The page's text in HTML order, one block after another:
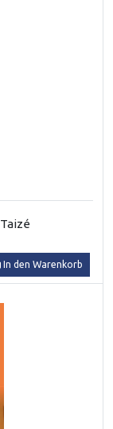
In den Warenkorb